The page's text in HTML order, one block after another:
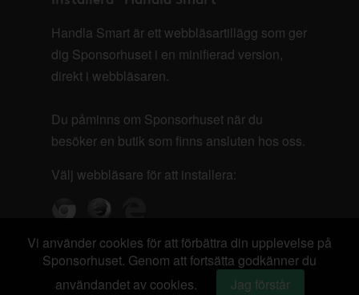
Handla Smart är ett webbläsartillägg som ger
dig Sponsorhuset i en minifierad version,
direkt i webbläsaren.
Du påminns om Sponsorhuset när du
besöker en butik som finns ansluten hos oss.
Välj webbläsare för att installera:
Vi använder cookies för att förbättra din upplevelse på
Sponsorhuset. Genom att fortsätta godkänner du
användandet av cookies.
Jag förstår